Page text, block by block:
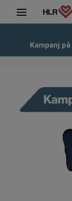
HLR-Dockor
Hjärtstartare &
Kampanj